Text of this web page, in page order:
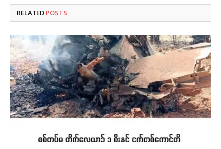
RELATED POSTS